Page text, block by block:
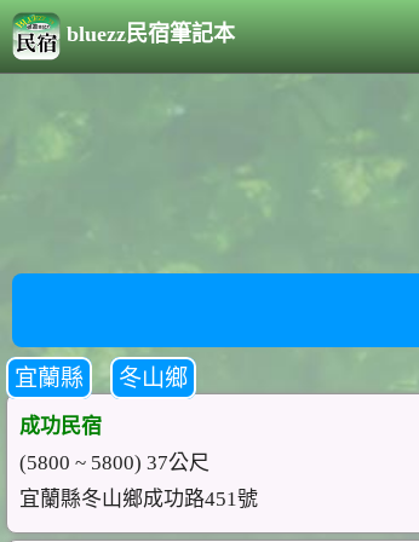
bluezz民宿筆記本
宜蘭縣 冬山鄉
成功民宿
(5800 ~ 5800) 37公尺
宜蘭縣冬山鄉成功路451號